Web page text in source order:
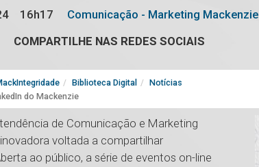
16h17
Comunicação - Marketing Mackenzie
COMPARTILHE NAS REDES SOCIAIS
Biblioteca Digital
Notícias
do Mackenzie
de Comunicação e Marketing
voltada a compartilhar
ao público, a série de eventos on-line